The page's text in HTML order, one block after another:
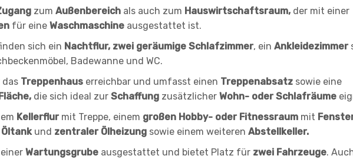
zum Außenbereich als auch zum Hauswirtschaftsraum, der mit einer
für eine Waschmaschine ausgestattet ist.
sich ein Nachtflur, zwei geräumige Schlafzimmer, ein Ankleidezimmer
Badewanne und WC.
das Treppenhaus erreichbar und umfasst einen Treppenabsatz sowie eine
die sich ideal zur Schaffung zusätzlicher Wohn- oder Schlafräume
Kellerflurmit Treppe, einem großen Hobby- oder Fitnessraum mit
Öltank und zentraler Ölheizung sowie einem weiteren Abstellkeller.
Wartungsgrube ausgestattet und bietet Platz für zwei Fahrzeuge.